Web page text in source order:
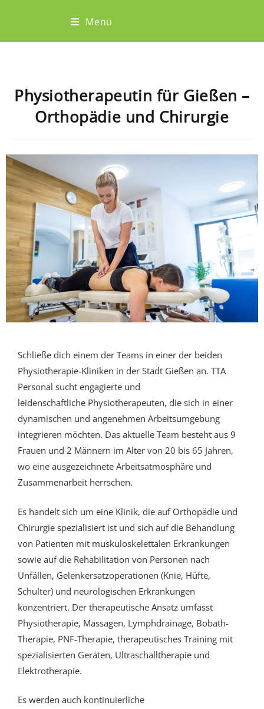
Menü
Physiotherapeutin für Gießen –
Orthopädie und Chirurgie
Schließe dich einem der Teams in einer der beiden
Physiotherapie-Kliniken in der Stadt Gießen an. TTA
Personal sucht engagierte und
leidenschaftliche Physiotherapeuten, die sich in einer
dynamischen und angenehmen Arbeitsumgebung
integrieren möchten. Das aktuelle Team besteht aus 9
Frauen und 2 Männern im Alter von 20 bis 65 Jahren,
wo eine ausgezeichnete Arbeitsatmosphäre und
Zusammenarbeit herrschen.
Es handelt sich um eine Klinik, die auf Orthopädie und
Chirurgie spezialisiert ist und sich auf die Behandlung
von Patienten mit muskuloskelettalen Erkrankungen
sowie auf die Rehabilitation von Personen nach
Unfällen, Gelenkersatzoperationen (Knie, Hüfte,
Schulter) und neurologischen Erkrankungen
konzentriert. Der therapeutische Ansatz umfasst
Physiotherapie, Massagen, Lymphdrainage, Bobath-
Therapie, PNF-Therapie, therapeutisches Training mit
spezialisierten Geräten, Ultraschalltherapie und
Elektrotherapie.
Es werden auch kontinuierliche